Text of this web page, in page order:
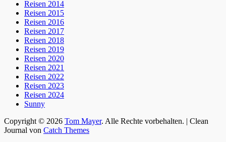
Reisen 2014
Reisen 2015
Reisen 2016
Reisen 2017
Reisen 2018
Reisen 2019
Reisen 2020
Reisen 2021
Reisen 2022
Reisen 2023
Reisen 2024
Sunny
Copyright © 2026 Tom Mayer. Alle Rechte vorbehalten. | Clean
Journal von Catch Themes